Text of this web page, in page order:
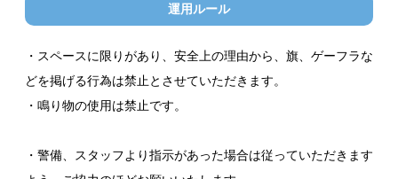
運用ルール
・スペースに限りがあり、安全上の理由から、旗、ゲーフラな
どを掲げる行為は禁止とさせていただきます。
・鳴り物の使用は禁止です。
・警備、スタッフより指示があった場合は従っていただきます